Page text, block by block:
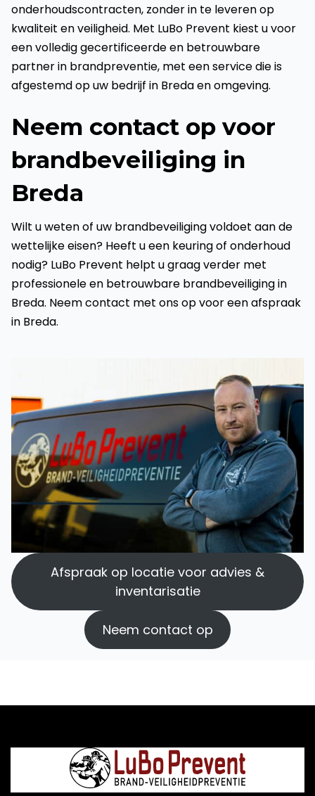
onderhoudscontracten, zonder in te leveren op
kwaliteit en veiligheid. Met LuBo Prevent kiest u voor
een volledig gecertificeerde en betrouwbare
partner in brandpreventie, met een service die is
afgestemd op uw bedrijf in Breda en omgeving.
Neem contact op voor
brandbeveiliging in
Breda
Wilt u weten of uw brandbeveiliging voldoet aan de
wettelijke eisen? Heeft u een keuring of onderhoud
nodig? LuBo Prevent helpt u graag verder met
professionele en betrouwbare brandbeveiliging in
Breda. Neem contact met ons op voor een afspraak
in Breda.
Afspraak op locatie voor advies &
inventarisatie
Neem contact op